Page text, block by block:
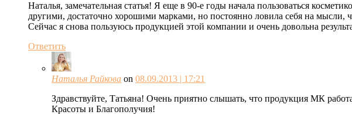
Наталья, замечательная статья! Я еще в 90-е годы начала пользоваться
другими, достаточно хорошими марками, но постоянно ловила себя на мысли,
Сейчас я снова пользуюсь продукцией этой компании и очень довольна
Ответить
Наталья Райкова on 08.09.2013 | 17:21
Здравствуйте, Татьяна! Очень приятно слышать, что продукция МК
Красоты и Благополучия!